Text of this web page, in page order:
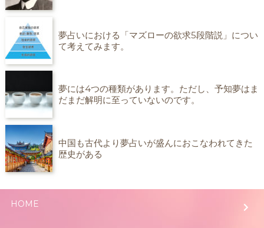
夢占いにおける「マズローの欲求5段階説」につい
て考えてみます。
夢には4つの種類があります。ただし、予知夢はま
だまだ解明に至っていないのです。
中国も古代より夢占いが盛んにおこなわれてきた
歴史がある
HOME